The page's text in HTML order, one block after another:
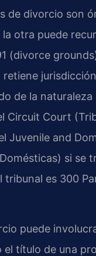
de divorcio son
otra puede
(divorce
de la
Circuit Court
Juvenile and
si se
es 300
puede
título de una